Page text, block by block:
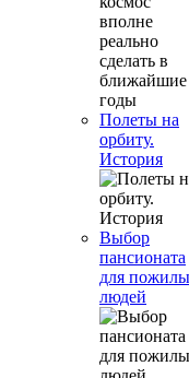
Полеты на
орбиту.
История
Выбор
пансионата
для
людей